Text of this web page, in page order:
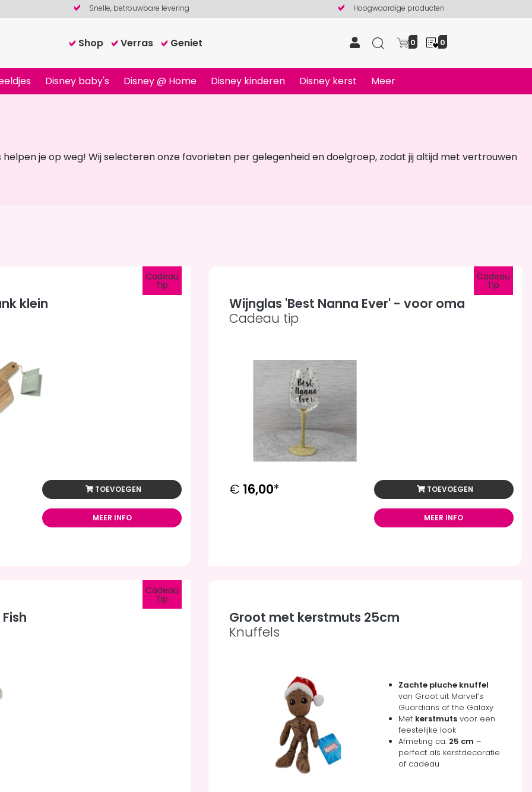
Snelle, betrouwbare levering Hoogwaardige producten
Shop Verras Geniet 0 0
Disney baby's Disney @ Home Disney kinderen Disney kerst Meer
je op weg! Wij selecteren onze favorieten per gelegenheid en doelgroep, zodat jij altijd met vertrouwen
Cadeau
Tip
klein
TOEVOEGEN
MEER INFO
Cadeau
Tip
Wijnglas 'Best Nanna Ever' - voor oma
Cadeau tip
€ 16,00* TOEVOEGEN
MEER INFO
Cadeau
Tip
Groot met kerstmuts 25cm
Knuffels
Zachte pluche knuffel
van Groot uit Marvel’s
Guardians of the Galaxy
Met kerstmutsvoor een
feestelijke look
Afmeting ca. 25 cm –
perfect als kerstdecoratie
of cadeau